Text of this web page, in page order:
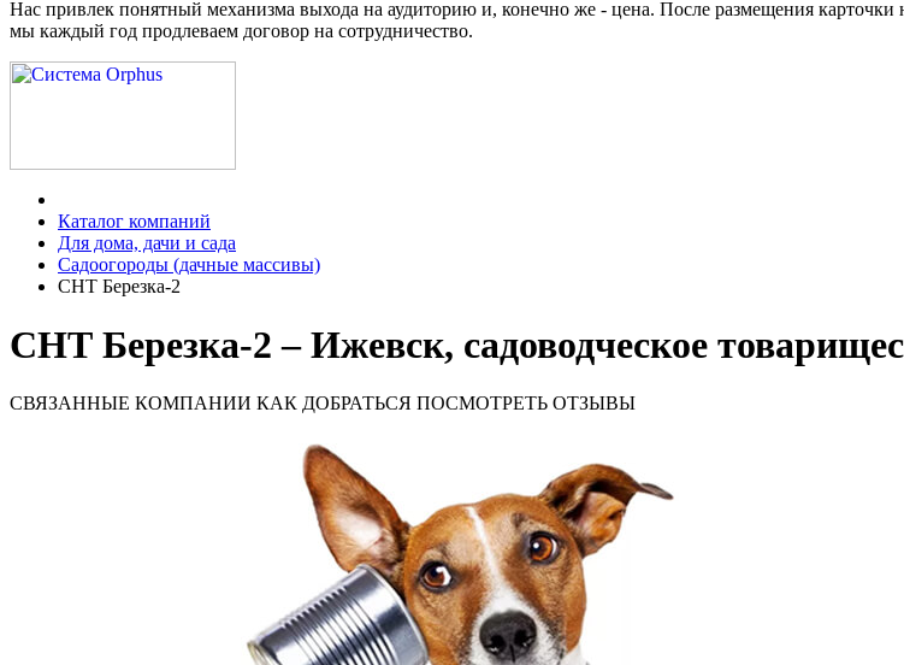
Нас привлек понятный механизма выхода на аудиторию и, конечно же - цена. После размещения
мы каждый год продлеваем договор на сотрудничество.
Каталог компаний
Для дома, дачи и сада
Садоогороды (дачные массивы)
СНТ Березка-2
СНТ Березка-2 – Ижевск, садоводческое
СВЯЗАННЫЕ КОМПАНИИ КАК ДОБРАТЬСЯ ПОСМОТРЕТЬ ОТЗЫВЫ